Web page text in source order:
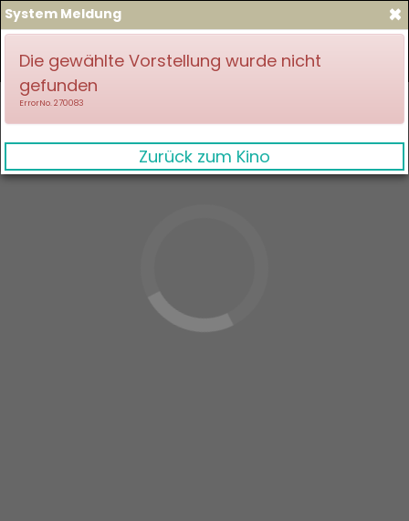
×
System Meldung
Die gewählte Vorstellung wurde nicht
gefunden
ErrorNo. 270083
Zurück zum Kino